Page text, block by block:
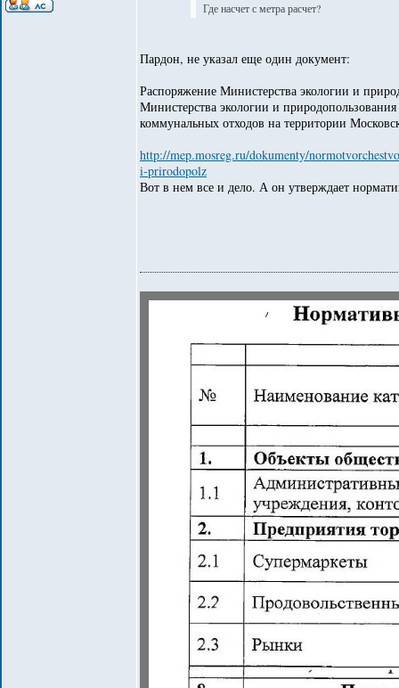
Где насчет с метра расчет?
Пардон, не указал еще один документ:
Распоряжение Министерства экологии и
Министерства экологии и
коммунальных отходов на территории
http://mep.mosreg.ru/dokumenty/
i-prirodopolz
Вот в нем все и дело. А он утверждает